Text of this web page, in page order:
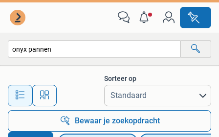
Alle afstanden…
Sorteer op
Bewaar je zoekopdracht